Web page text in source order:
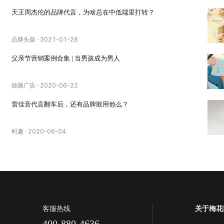
天王周杰伦的品牌代言，为啥总在中低端里打转？
品牌头版 · 2021-01-28
父亲节营销案例合集 | 当男孩成为男人
烧脑广告 · 2020-06-22
雷佳音代言翻车后，还有品牌敢用他么？
时趣 · 2020-06-04
客服热线 关于梅